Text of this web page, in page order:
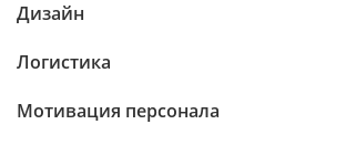
Дизайн
Логистика
Мотивация персонала